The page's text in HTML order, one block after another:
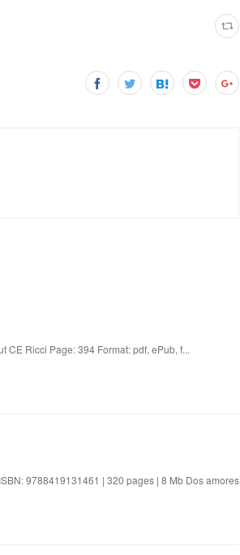
CE Ricci Page: 394 Format: pdf, ePub, f...
9788419131461 | 320 pages | 8 Mb Dos amores